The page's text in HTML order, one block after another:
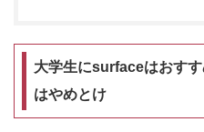
大学生にsurfaceはおす
はやめとけ